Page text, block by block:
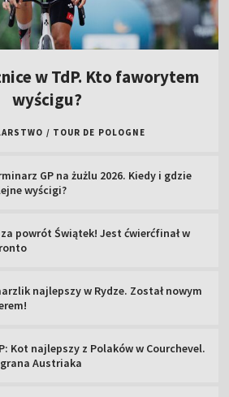
w TdP. Kto faworytem
wyścigu?
/ TOUR DE POLOGNE
GP na żużlu 2026. Kiedy i gdzie
wyścigi?
za powrót Świątek! Jest ćwierćfinał w
najlepszy w Rydze. Został nowym
Kot najlepszy z Polaków w Courchevel.
Austriaka